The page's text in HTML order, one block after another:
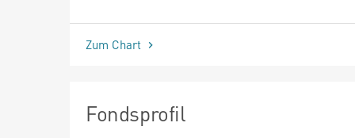
seit Beginn
Zum Chart
Fondsprofil